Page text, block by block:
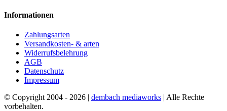
Informationen
Zahlungsarten
Versandkosten- & arten
Widerrufsbelehrung
AGB
Datenschutz
Impressum
© Copyright 2004 - 2026 | dembach mediaworks | Alle Rechte
vorbehalten.